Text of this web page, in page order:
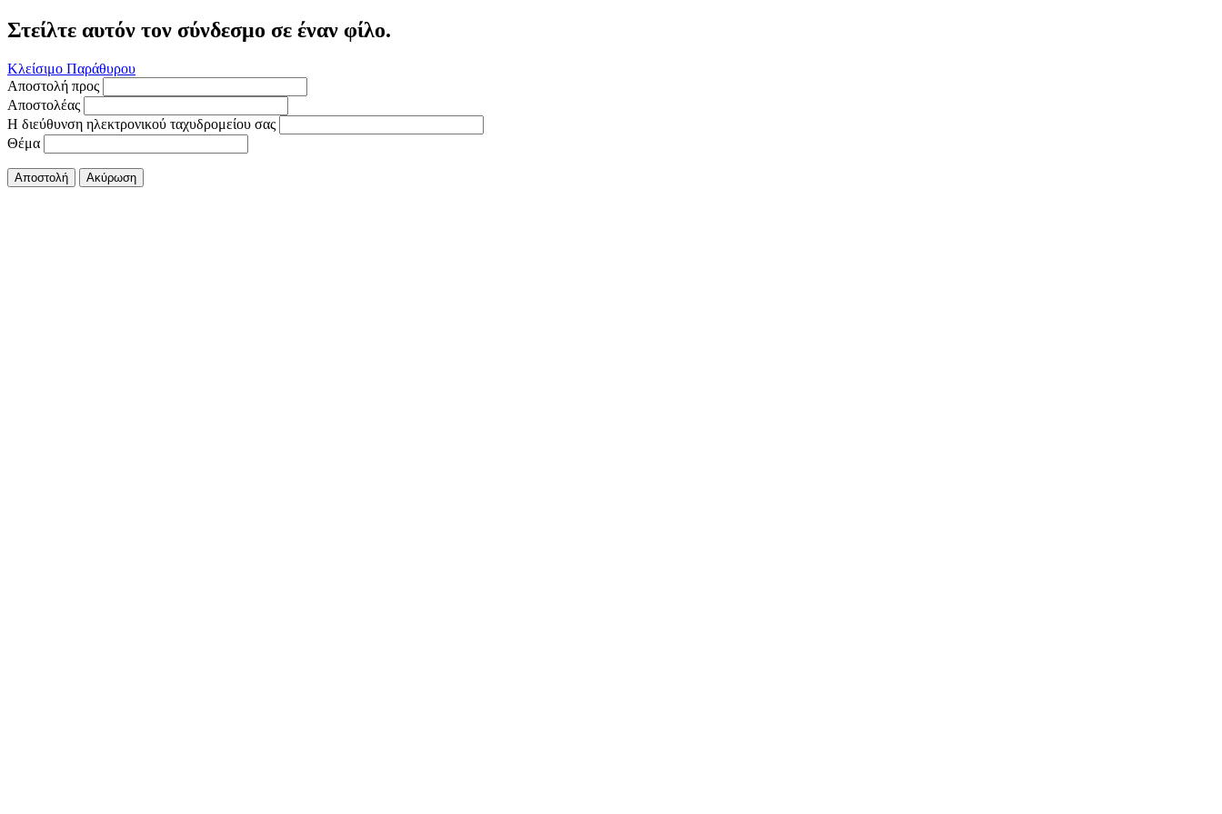
Στείλτε αυτόν τον σύνδεσμο σε έναν φίλο.
Κλείσιμο Παράθυρου
Αποστολή προς
Αποστολέας
Η διεύθυνση ηλεκτρονικού ταχυδρομείου σας
Θέμα
Αποστολή Ακύρωση